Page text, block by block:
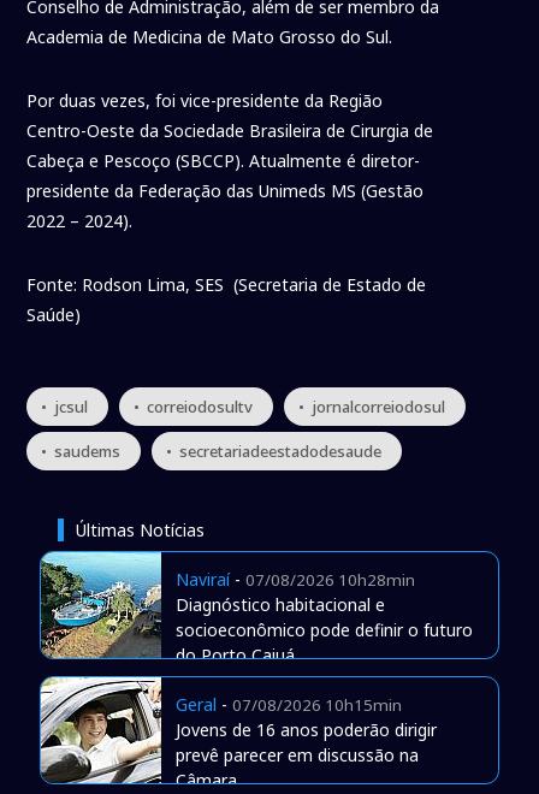
Conselho de Administração, além de ser membro da
Academia de Medicina de Mato Grosso do Sul.
Por duas vezes, foi vice-presidente da Região
Centro-Oeste da Sociedade Brasileira de Cirurgia de
Cabeça e Pescoço (SBCCP). Atualmente é diretor-
presidente da Federação das Unimeds MS (Gestão
2022 – 2024).
Fonte: Rodson Lima, SES (Secretaria de Estado de
Saúde)
• jcsul • correiodosultv • jornalcorreiodosul
• saudems • secretariadeestadodesaude
Últimas Notícias
Naviraí- 07/08/2026 10h28min
Diagnóstico habitacional e
socioeconômico pode definir o futuro
do Porto Caiuá
Geral - 07/08/2026 10h15min
Jovens de 16 anos poderão dirigir
prevê parecer em discussão na
Câmara